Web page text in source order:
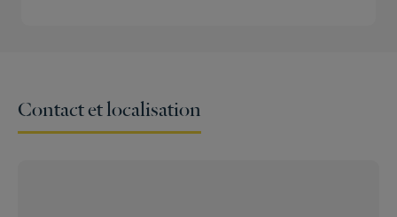
Contact et localisation